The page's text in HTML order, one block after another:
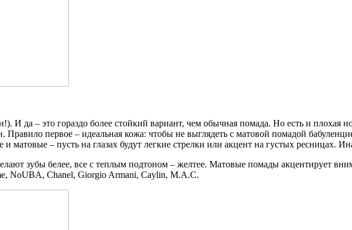
И да – это гораздо более стойкий вариант, чем обычная помада. Но есть и плохая
Правило первое – идеальная кожа: чтобы не выглядеть с матовой помадой
матовые – пусть на глазах будут легкие стрелки или акцент на густых ресницах.
зубы белее, все с теплым подтоном – желтее. Матовые помады акцентирует
NoUBA, Chanel, Giorgio Armani, Caylin, M.A.C.